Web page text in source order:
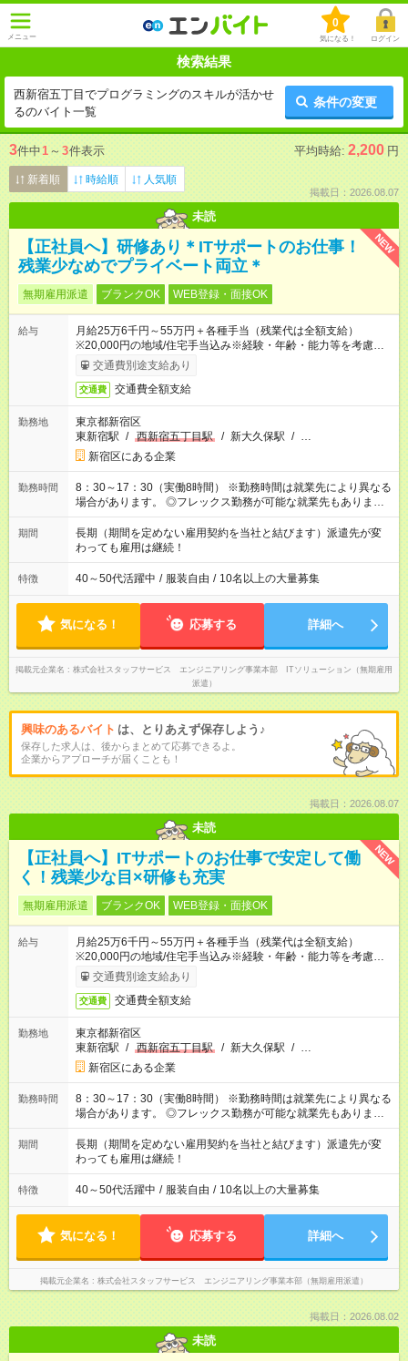
メニュー
0
気になる！ ログイン
検索結果
西新宿五丁目でプログラミングのスキルが活かせ
るのバイト一覧
条件の変更
3件中1 ～ 3件表示 平均時給: 2,200 円
新着順 時給順 人気順
掲載日：2026.08.07
未読
NEW
【正社員へ】研修あり＊ITサポートのお仕事！
残業少なめでプライベート両立＊
無期雇用派遣 ブランクOK WEB登録・面接OK
給与
月給25万6千円～55万円＋各種手当（残業代は全額支給）
※20,000円の地域/住宅手当込み※経験・年齢・能力等を考慮し
て加給・優遇します。★同一就業先で1年以上継続したら月1万
円の継続手当支給
交通費別途支給あり
交通費 交通費全額支給
勤務地
東京都新宿区
東新宿駅 / 西新宿五丁目駅 / 新大久保駅 / …
新宿区にある企業
勤務時間
8：30～17：30（実働8時間） ※勤務時間は就業先により異なる
場合があります。 ◎フレックス勤務が可能な就業先もありま
す。 ◎今よりもさらに働きやすい環境をつくるべく、 働き方
改革に全社をあげて取り組んでいます。
期間
長期（期間を定めない雇用契約を当社と結びます）派遣先が変
わっても雇用は継続！
特徴 40～50代活躍中 / 服装自由 / 10名以上の大量募集
気になる！ 応募する 詳細へ
掲載元企業名
株式会社スタッフサービス エンジニアリング事業本部 ITソリューション（無期雇用
派遣）
興味のあるバイト は、とりあえず保存しよう♪
保存した求人は、後からまとめて応募できるよ。
企業からアプローチが届くことも！
掲載日：2026.08.07
未読
NEW
【正社員へ】ITサポートのお仕事で安定して働
く！残業少な目×研修も充実
無期雇用派遣 ブランクOK WEB登録・面接OK
給与
月給25万6千円～55万円＋各種手当（残業代は全額支給）
※20,000円の地域/住宅手当込み※経験・年齢・能力等を考慮し
て加給・優遇します。★同一就業先で1年以上継続したら月1万
円の継続手当支給
交通費別途支給あり
交通費 交通費全額支給
勤務地
東京都新宿区
東新宿駅 / 西新宿五丁目駅 / 新大久保駅 / …
新宿区にある企業
勤務時間
8：30～17：30（実働8時間） ※勤務時間は就業先により異なる
場合があります。 ◎フレックス勤務が可能な就業先もありま
す。 ◎今よりもさらに働きやすい環境をつくるべく、 働き方
改革に全社をあげて取り組んでいます。
期間
長期（期間を定めない雇用契約を当社と結びます）派遣先が変
わっても雇用は継続！
特徴 40～50代活躍中 / 服装自由 / 10名以上の大量募集
気になる！ 応募する 詳細へ
掲載元企業名 株式会社スタッフサービス エンジニアリング事業本部（無期雇用派遣）
掲載日：2026.08.02
未読